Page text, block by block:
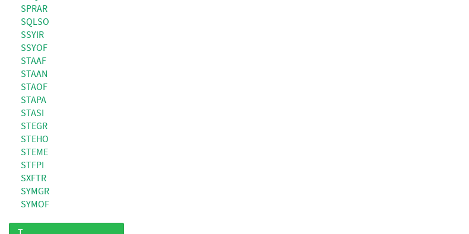
SPRAR
SQLSO
SSYIR
SSYOF
STAAF
STAAN
STAOF
STAPA
STASI
STEGR
STEHO
STEME
STFPI
SXFTR
SYMGR
SYMOF